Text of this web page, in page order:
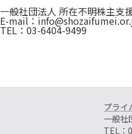
一般社団法人 所在不明株主支
E-mail：
TEL：03-6404-9499
プライ
一般社
TEL：